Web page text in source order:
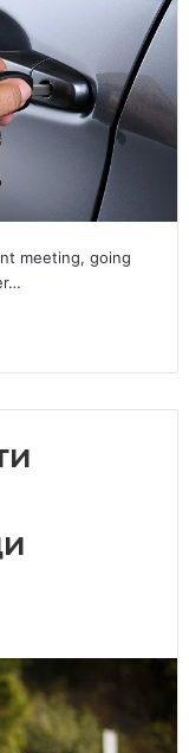
meeting, going